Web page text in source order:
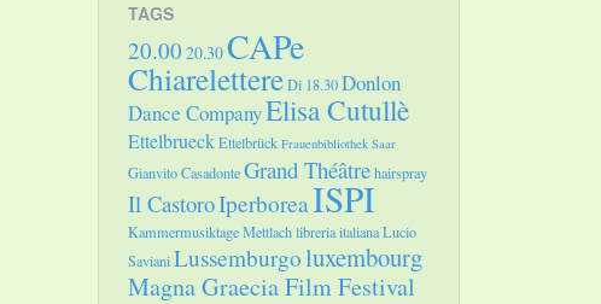
TAGS
20.00 20.30CAPe
ChiarelettereDi 18.30Donlon
Dance CompanyElisa Cutullè
EttelbrueckEttelbrück Frauenbibliothek Saar
Gianvito CasadonteGrand Théâtrehairspray
Il CastoroIperboreaISPI
Kammermusiktage Mettlachlibreria italianaLucio
SavianiLussemburgoluxembourg
Magna Graecia Film Festival